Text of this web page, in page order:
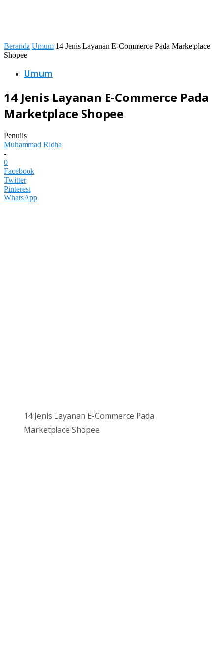
Beranda Umum 14 Jenis Layanan E-Commerce Pada Marketplace
Shopee
Umum
14 Jenis Layanan E-Commerce Pada
Marketplace Shopee
Penulis
Muhammad Ridha
-
0
Facebook
Twitter
Pinterest
WhatsApp
14 Jenis Layanan E-Commerce Pada
Marketplace Shopee